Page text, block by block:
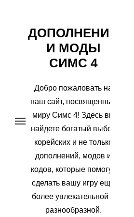
Перейти
содержимому
ДОПОЛНЕНИЯ
И МОДЫ
СИМС 4
Добро пожаловать на
наш сайт, посвященный
миру Симс 4! Здесь вы
найдете богатый выбор
корейских и не только
дополнений, модов и
кодов, которые помогут
сделать вашу игру еще
более увлекательной и
разнообразной.